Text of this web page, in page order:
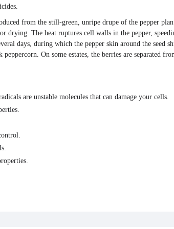
from the still-green, unripe drupe of the pepper
drying. The heat ruptures cell walls in the pepper,
days, during which the pepper skin around the seed
peppercorn. On some estates, the berries are separated
are unstable molecules that can damage your cells.